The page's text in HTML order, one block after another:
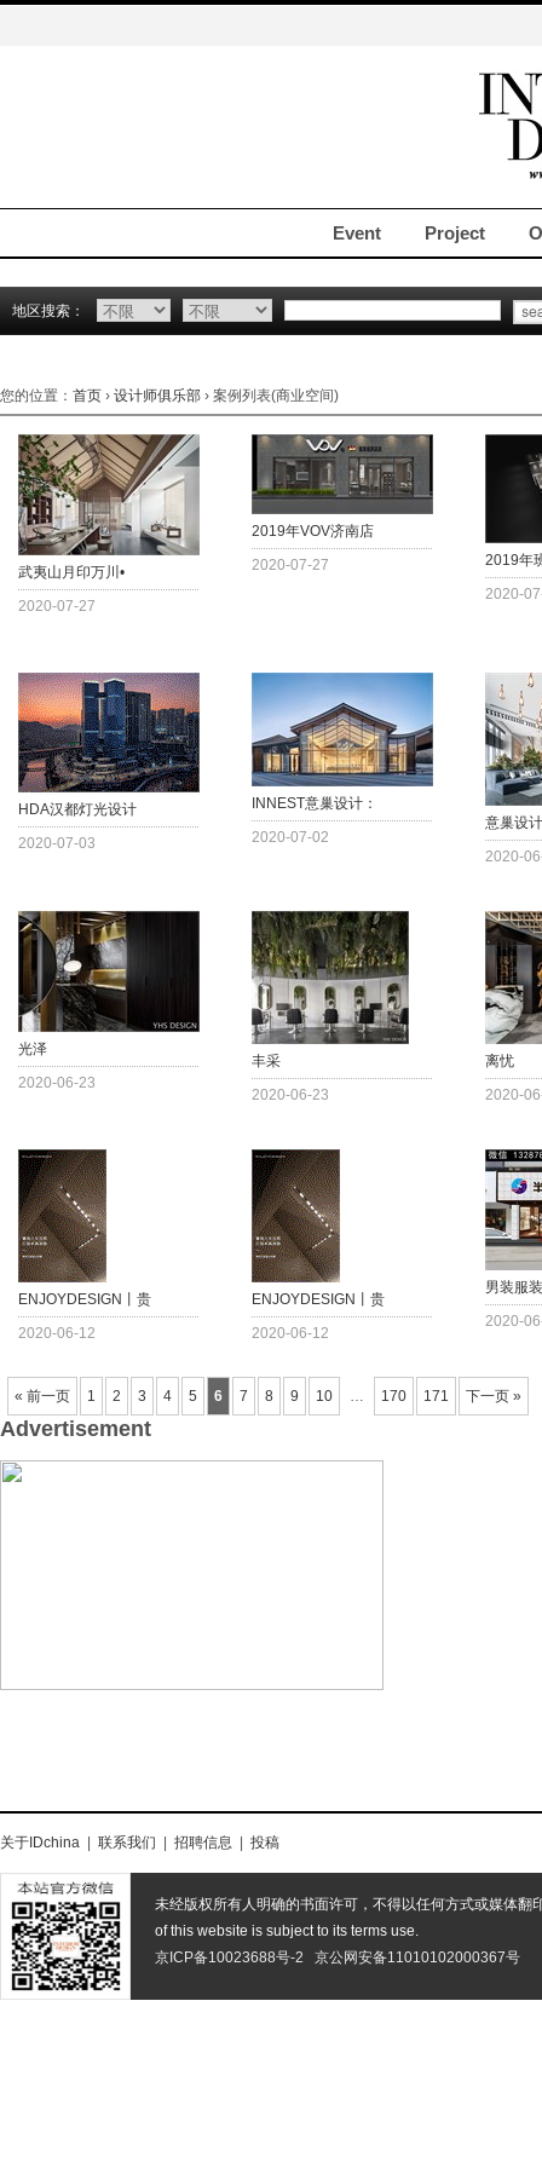
Event Project
地区搜索：
您的位置： 首页 › 设计师俱乐部 › 案例列表(商业空间)
武夷山月印万川•
2020-07-27
2019年VOV济南店
2020-07-27
2019年
2020-
HDA汉都灯光设计
2020-07-03
INNEST意巢设计：
2020-07-02
意巢设
2020-
光泽
2020-06-23
丰采
2020-06-23
离忧
2020-
ENJOYDESIGN丨贵
2020-06-12
ENJOYDESIGN丨贵
2020-06-12
男装服
2020-
« 前一页 1 2 3 4 5 6 7 8 9 10 … 170 171 下一页 »
Advertisement
关于IDchina 联系我们 招聘信息 投稿
未经版权所有人明确的书面许可，不得以任何方式或媒体翻
of this website is subject to its terms use.
京ICP备10023688号-2
京公网安备11010102000367号